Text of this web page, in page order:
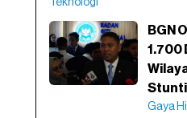
Teknologi
BGN
1.700
Gaya